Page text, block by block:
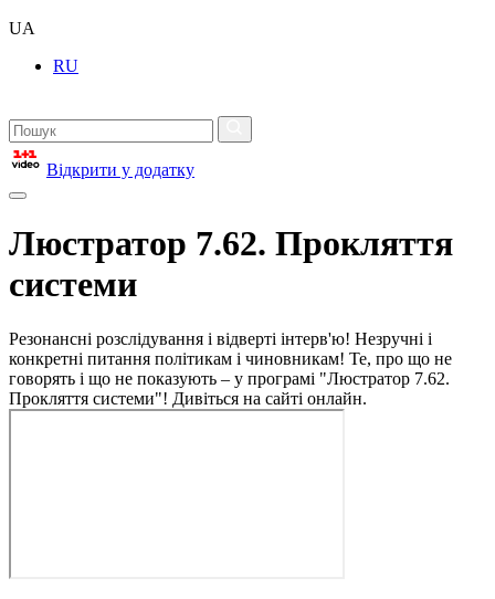
UA
RU
Відкрити у додатку
Люстратор 7.62. Прокляття
системи
Резонансні розслідування і відверті інтерв'ю! Незручні і
конкретні питання політикам і чиновникам! Те, про що не
говорять і що не показують – у програмі "Люстратор 7.62.
Прокляття системи"! Дивіться на сайті онлайн.